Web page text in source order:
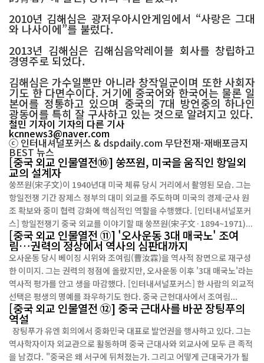
2010년 김해심은 광저우아시안게임에서 “사랑은 그대
와 나사이에”를 불렀다.
2013년 김해심은 김해심음악레이블 회사를 창립하고
경영주로 되었다.
김해심은 가수일뿐만 아니라 창작일군이며 또한 사회자
기도 한 다면수이다. 거기에 중국어와 한국어는 물론 일
본어를 정통하고 있으며 중국의 7대 방언중의 하나인
광동어를 특히 잘 구사하고 있는 것으로 알려지고 있다.
철민 기자이 기자의 다른 기사
kcnnews3@naver.com
ⓒ 인터내셔널포커스 & dspdaily.com 무단전재-재배포금지
BEST뉴스
[중국 외교 인물열전⑩] 쑹쯔원, 미국을 움직인 항일외
교의 설계자
쑹쯔원(宋子文)이 1940년대 미국 체류 당시 거리에서 촬영된 모습. 그는
항일전쟁 기간 장제스 정부의 대미 외교를 주도하며 미국의 경제·군사 원
조 확보와 중미 협력 강화에 핵심적인 역할을 수행했다. [인터내셔널포커
스] 항일전쟁기 중국 외교를 이야기할 때 쑹쯔원(宋子文·1894~1971)...
[중국 외교 인물열전 ⑪] '오사운동 3대 매국노' 조여
림…권력의 정상에서 역사의 심판대까지
오사운동 당시 베이징 시위와 조여림(曹汝霖)을 역사적 장면으로 재구성
한 이미지. 그는 권력의 정점에 올랐지만, 오사운동 이후 '3대 매국노'라는
역사적 평가를 안고 생을 마감했다. [인터내셔널포커스] 한 사람의 외교적
선택은 평생의 명예를 좌우하기도 한다. 중국 근현대사에서 조여림...
[중국 외교 인물열전 ⑫] 중국 근대사를 바꾼 장팅푸의
역설
역사학자이자 외교관으로 활동하며 중국 근대사와 외교사에 모두 큰 족적
을 남겼다. "중국은 왜 서구에 뒤처졌는가. 그리고 어떻게 근대국가가 될